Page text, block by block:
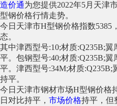
造价通为您提供2022年5月天津
型钢价格行情走势。
今日天津市H型钢价格指数5385
态。
其中津西型号:10;材质:Q235B;
平。包钢型号:40;材质:Q235B;
平。津西型号:34M;材质:Q235B;
持平。
今日天津市钢材市场H型钢价格
日对比持平， 市场价格持平，但